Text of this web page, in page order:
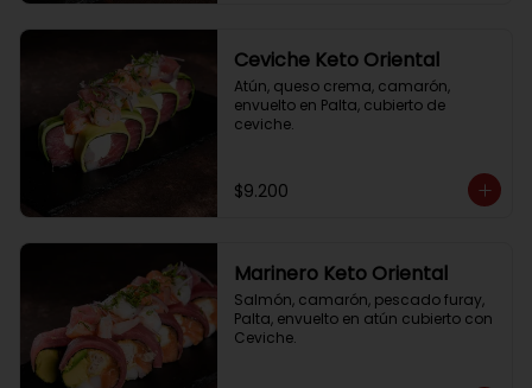
Ceviche Keto Oriental
Atún, queso crema, camarón,
envuelto en Palta, cubierto de
ceviche.
$9.200
Marinero Keto Oriental
Salmón, camarón, pescado furay,
Palta, envuelto en atún cubierto con
Ceviche.